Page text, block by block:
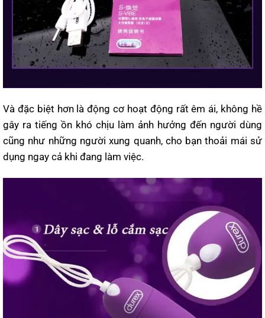
Và đặc biệt hơn là động cơ hoạt động rất êm ái, không hề
gây ra tiếng ồn khó chịu làm ảnh hưởng đến người dùng
cũng như những người xung quanh, cho bạn thoải mái sử
dụng ngay cả khi đang làm việc.